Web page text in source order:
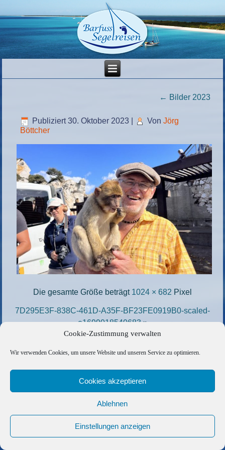
Cookie-Zustimmung verwalten
Wir verwenden Cookies, um unsere Website und unseren Service zu optimieren.
Cookies akzeptieren
Ablehnen
Einstellungen anzeigen
← Bilder 2023
Publiziert 30. Oktober 2023 Von Jörg
Böttcher
Die gesamte Größe beträgt 1024 × 682 Pixel
7D295E3F-838C-461D-A35F-BF23FE0919B0-scaled-
e1699018540683»
40EFE270-552C-44B6-AFEC-7A8EDE35AE28-
Copyright © 2026 Barfuss Segelreisen GmbH
Kontakt|Impressum|Datenschutz|Cookie-Richtlinie|
Befreundete Links